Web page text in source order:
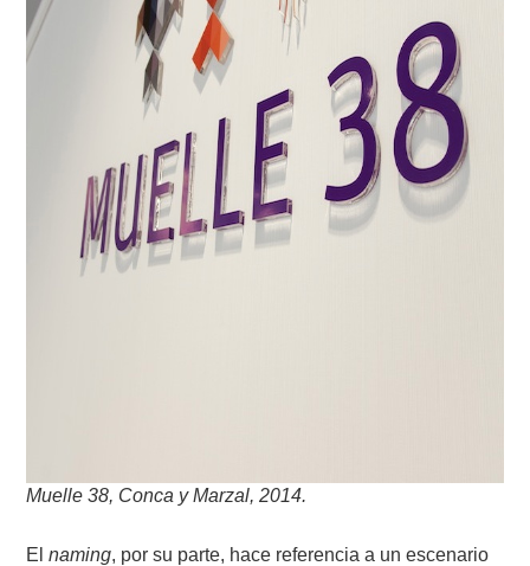
Muelle 38, Conca y Marzal, 2014.
Elnaming, por su parte, hace referencia a un escenario